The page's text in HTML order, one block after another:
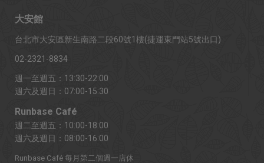
大安館
台北市大安區新生南路二段60號1樓(捷運東門站5號出口)
02-2321-8834
週一至週五：13:30-22:00
週六及週日：07:00-15:30
Runbase Café
週二至週五：10:00-18:00
週六及週日：08:00-16:00
Runbase Café 每月第二個週一店休